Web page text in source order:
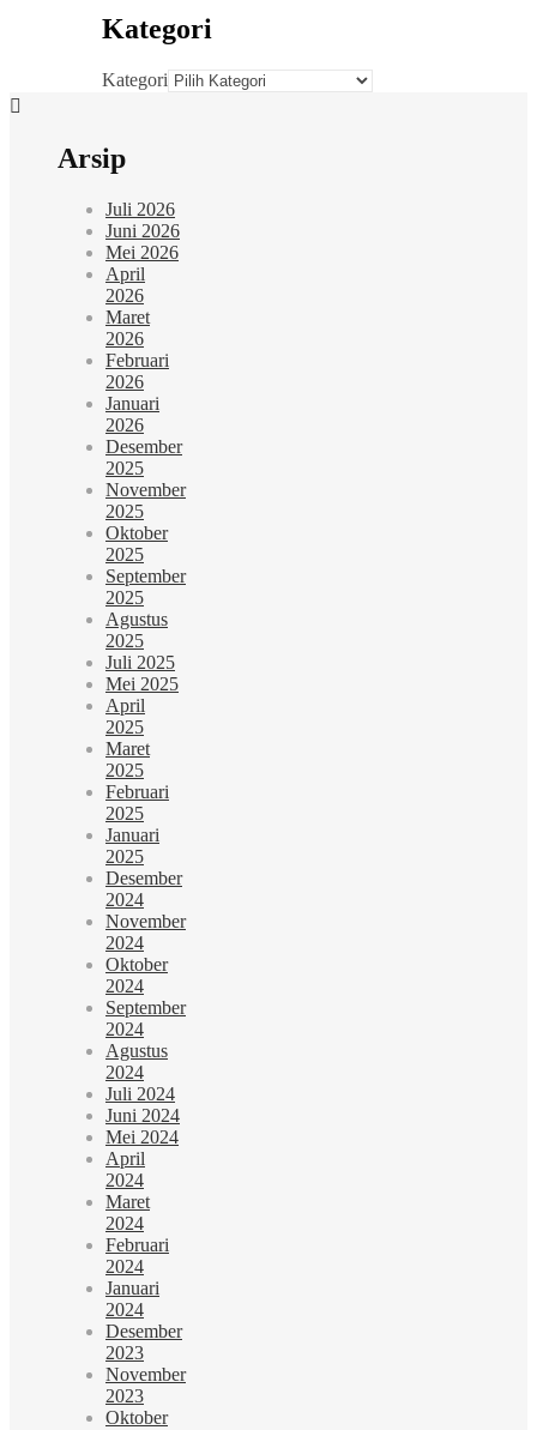
Kategori
Kategori
Arsip
Juli 2026
Juni 2026
Mei 2026
April
2026
Maret
2026
Februari
2026
Januari
2026
Desember
2025
November
2025
Oktober
2025
September
2025
Agustus
2025
Juli 2025
Mei 2025
April
2025
Maret
2025
Februari
2025
Januari
2025
Desember
2024
November
2024
Oktober
2024
September
2024
Agustus
2024
Juli 2024
Juni 2024
Mei 2024
April
2024
Maret
2024
Februari
2024
Januari
2024
Desember
2023
November
2023
Oktober